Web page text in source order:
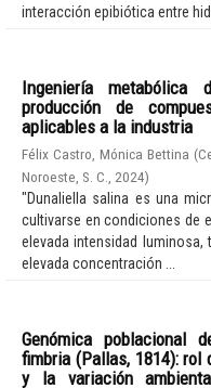
interacción epibiótica entre
Ingeniería
producción de
aplicables a la industria
Félix Castro, Mónica Bettina (
Noroeste, S. C.
2024)
"Dunaliella salina es una
cultivarse en condiciones de
elevada intensidad luminosa,
elevada concentración ...
Genómica poblacional
fimbria (Pallas, 1814): rol
y la variación